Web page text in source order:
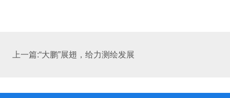
上一篇:“大鹏”展翅，给力测绘发展